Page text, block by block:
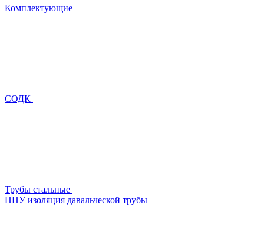
Комплектующие
СОДК
Трубы стальные
ППУ изоляция давальческой трубы